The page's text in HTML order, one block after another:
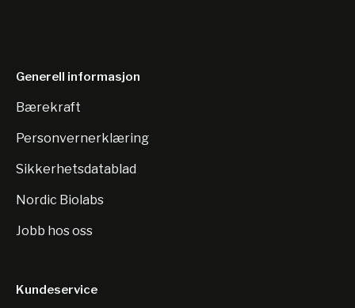
Generell informasjon
Bærekraft
Personvernerklæring
Sikkerhetsdatablad
Nordic Biolabs
Jobb hos oss
Kundeservice